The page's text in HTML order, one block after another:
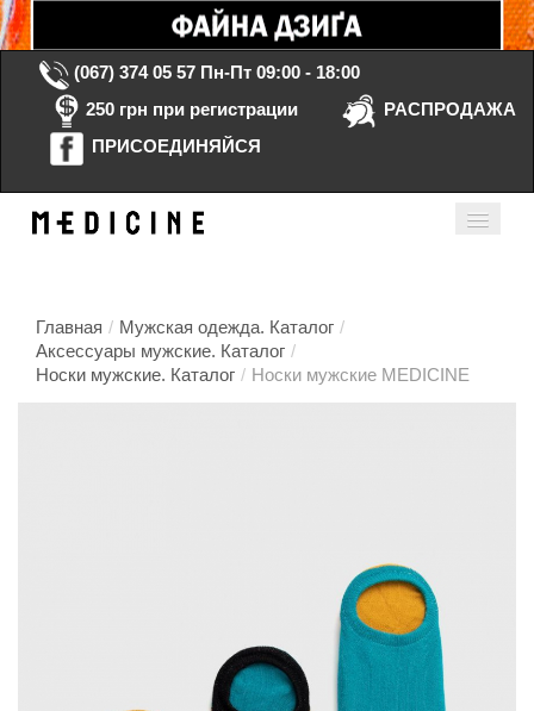
(067) 374 05 57 Пн-Пт 09:00 - 18:00
250 грн при регистрации
РАСПРОДАЖА
ПРИСОЕДИНЯЙСЯ
Главная / Мужская одежда. Каталог /
Аксессуары мужские. Каталог /
Носки мужские. Каталог / Носки мужские MEDICINE